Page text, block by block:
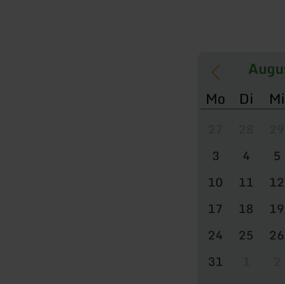
Mo Di Mi
3
4 5
10
11 12
17
18 19
24
25 26
31